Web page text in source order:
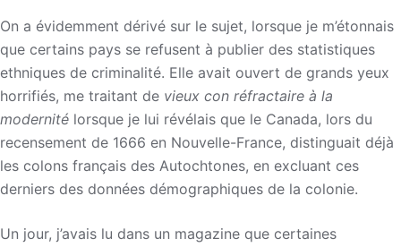
On a évidemment dérivé sur le sujet, lorsque je m’étonnais
que certains pays se refusent à publier des statistiques
ethniques de criminalité. Elle avait ouvert de grands yeux
horrifiés, me traitant de vieux con réfractaire à la
modernité lorsque je lui révélais que le Canada, lors du
recensement de 1666 en Nouvelle-France, distinguait déjà
les colons français des Autochtones, en excluant ces
derniers des données démographiques de la colonie.
Un jour, j’avais lu dans un magazine que certaines